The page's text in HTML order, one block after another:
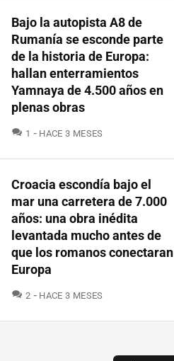
Bajo la autopista A8 de
Rumanía se esconde parte
de la historia de Europa:
hallan enterramientos
Yamnaya de 4.500 años en
plenas obras
1 COMENTARIOS
HACE 3 MESES
Croacia escondía bajo el
mar una carretera de 7.000
años: una obra inédita
levantada mucho antes de
que los romanos conectaran
Europa
2 COMENTARIOS
HACE 3 MESES